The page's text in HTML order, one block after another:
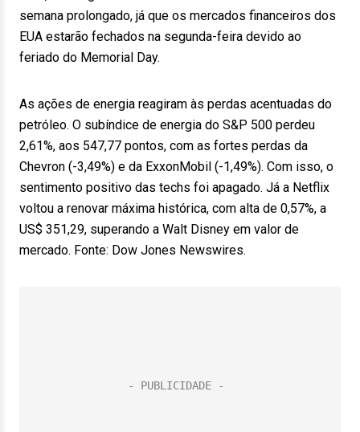
semana prolongado, já que os mercados financeiros dos
EUA estarão fechados na segunda-feira devido ao
feriado do Memorial Day.
As ações de energia reagiram às perdas acentuadas do
petróleo. O subíndice de energia do S&P 500 perdeu
2,61%, aos 547,77 pontos, com as fortes perdas da
Chevron (-3,49%) e da ExxonMobil (-1,49%). Com isso, o
sentimento positivo das techs foi apagado. Já a Netflix
voltou a renovar máxima histórica, com alta de 0,57%, a
US$ 351,29, superando a Walt Disney em valor de
mercado. Fonte: Dow Jones Newswires.